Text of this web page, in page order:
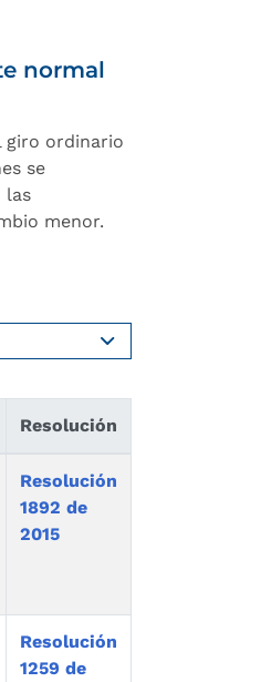
normal
giro ordinario
se
las
menor.
Resolución
Resolución
1892 de
2015
Resolución
1259 de